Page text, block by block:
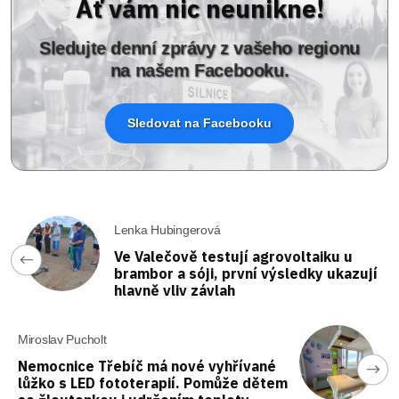
Ať vám nic neunikne!
Sledujte denní zprávy z vašeho regionu
na našem Facebooku.
Sledovat na Facebooku
Lenka Hubingerová
Ve Valečově testují agrovoltaiku u
brambor a sóji, první výsledky ukazují
hlavně vliv závlah
Miroslav Pucholt
Nemocnice Třebíč má nové vyhřívané
lůžko s LED fototerapií. Pomůže dětem